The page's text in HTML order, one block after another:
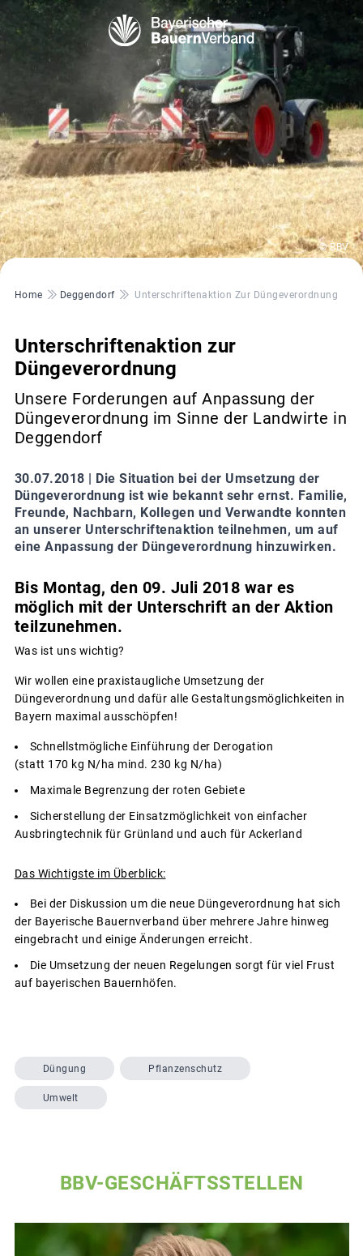
© BBV
Pfadnavigation
Home Deggendorf Unterschriftenaktion Zur Düngeverordnung
Unterschriftenaktion zur
Düngeverordnung
Unsere Forderungen auf Anpassung der
Düngeverordnung im Sinne der Landwirte in
Deggendorf
30.07.2018 | Die Situation bei der Umsetzung der
Düngeverordnung ist wie bekannt sehr ernst. Familie,
Freunde, Nachbarn, Kollegen und Verwandte konnten
an unserer Unterschriftenaktion teilnehmen, um auf
eine Anpassung der Düngeverordnung hinzuwirken.
Bis Montag, den 09. Juli 2018 war es
möglich mit der Unterschrift an der Aktion
teilzunehmen.
Was ist uns wichtig?
Wir wollen eine praxistaugliche Umsetzung der
Düngeverordnung und dafür alle Gestaltungsmöglichkeiten in
Bayern maximal ausschöpfen!
Schnellstmögliche Einführung der Derogation
(statt 170 kg N/ha mind. 230 kg N/ha)
Maximale Begrenzung der roten Gebiete
Sicherstellung der Einsatzmöglichkeit von einfacher
Ausbringtechnik für Grünland und auch für Ackerland
Das Wichtigste im Überblick:
Bei der Diskussion um die neue Düngeverordnung hat sich
der Bayerische Bauernverband über mehrere Jahre hinweg
eingebracht und einige Änderungen erreicht.
Die Umsetzung der neuen Regelungen sorgt für viel Frust
auf bayerischen Bauernhöfen.
Düngung Pflanzenschutz
Umwelt
BBV-GESCHÄFTSSTELLEN